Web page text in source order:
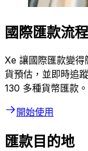
國際匯款流
Xe 讓國際匯款變得
貨預估，並即時追
130 多種貨幣匯款。
開始使用
匯款目的地